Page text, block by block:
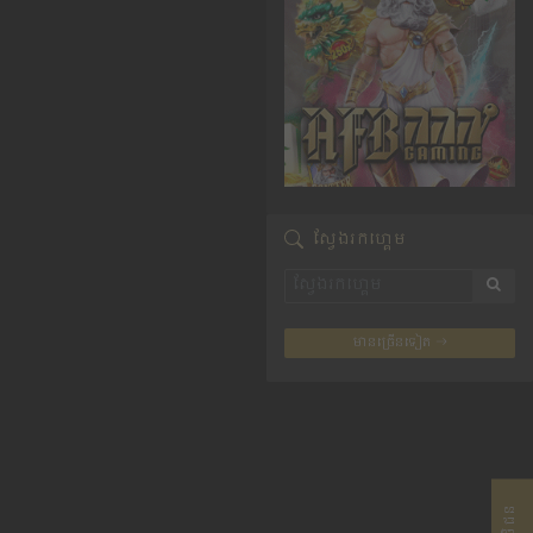
ស្វែងរកហ្គេម
មានច្រើនទៀត